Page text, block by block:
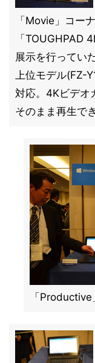
「Movie」コー
「TOUGHPAD
展示を行ってい
上位モデル(FZ-
対応。4Kビデオ
そのまま再生で
「